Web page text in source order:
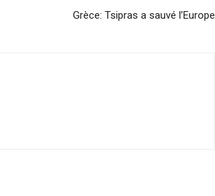
Grèce: Tsipras a sauvé l’Europe